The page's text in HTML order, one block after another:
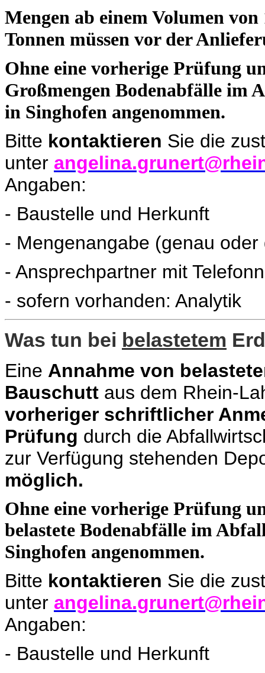
Mengen ab einem Volumen
Tonnen müssen vor der
Ohne eine vorherige Prüfung
Großmengen Bodenabfälle im
in Singhofen angenommen.
Bitte kontaktieren Sie die
unter
Angaben:
- Baustelle und Herkunft
- Mengenangabe (genau oder
- Ansprechpartner mit
- sofern vorhanden: Analytik
Was tun bei belastetem
Eine Annahme von
Bauschutt aus dem Rhein-
vorheriger schriftlicher
Prüfung durch die
zur Verfügung stehenden
möglich.
Ohne eine vorherige Prüfung
belastete Bodenabfälle im
Singhofen angenommen.
Bitte kontaktieren Sie die
unter
Angaben:
- Baustelle und Herkunft